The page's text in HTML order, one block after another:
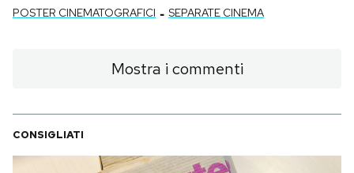
POSTER CINEMATOGRAFICI - SEPARATE CINEMA
Mostra i commenti
CONSIGLIATI